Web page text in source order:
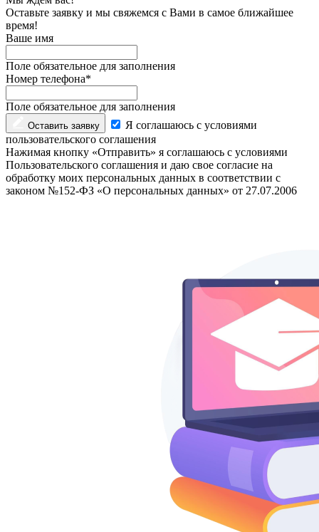
Оставьте заявку и мы свяжемся с Вами в самое ближайшее
время!
Ваше имя
Поле обязательное для заполнения
Номер телефона*
Поле обязательное для заполнения
Оставить заявку
Я соглашаюсь с условиями
пользовательского соглашения
Нажимая кнопку «Отправить» я соглашаюсь с условиями
Пользовательского соглашения и даю свое согласие на
обработку моих персональных данных в соответствии с
законом №152-ФЗ «О персональных данных» от 27.07.2006